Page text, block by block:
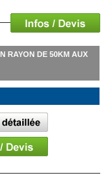
RAYON DE 50KM AUX